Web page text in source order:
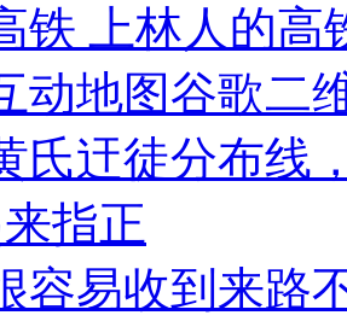
铁 上林人的高
动地图谷歌二
氏迀徒分布线
指正
容易收到来路